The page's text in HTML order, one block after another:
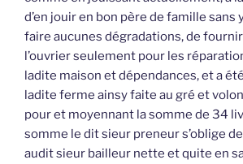
d’en jouir en bon père de famille sans
faire aucunes dégradations, de
l’ouvrier seulement pour les
ladite maison et dépendances, et a
ladite ferme ainsy faite au gré et
pour et moyennant la somme de 34
somme le dit sieur preneur s’oblige
audit sieur bailleur nette et quite en